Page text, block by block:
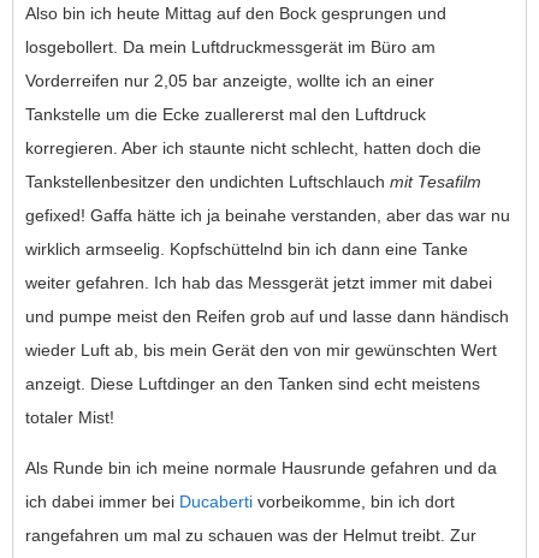
Also bin ich heute Mittag auf den Bock gesprungen und
losgebollert. Da mein Luftdruckmessgerät im Büro am
Vorderreifen nur 2,05 bar anzeigte, wollte ich an einer
Tankstelle um die Ecke zuallererst mal den Luftdruck
korregieren. Aber ich staunte nicht schlecht, hatten doch die
Tankstellenbesitzer den undichten Luftschlauch mit Tesafilm
gefixed! Gaffa hätte ich ja beinahe verstanden, aber das war nu
wirklich armseelig. Kopfschüttelnd bin ich dann eine Tanke
weiter gefahren. Ich hab das Messgerät jetzt immer mit dabei
und pumpe meist den Reifen grob auf und lasse dann händisch
wieder Luft ab, bis mein Gerät den von mir gewünschten Wert
anzeigt. Diese Luftdinger an den Tanken sind echt meistens
totaler Mist!
Als Runde bin ich meine normale Hausrunde gefahren und da
ich dabei immer bei Ducaberti vorbeikomme, bin ich dort
rangefahren um mal zu schauen was der Helmut treibt. Zur